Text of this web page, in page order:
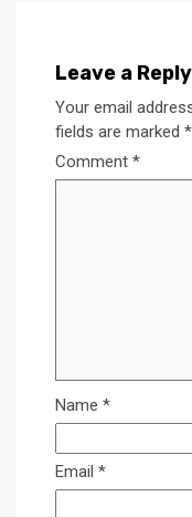
Leave a Reply
Your email
fields are marked *
Comment *
Name *
Email *